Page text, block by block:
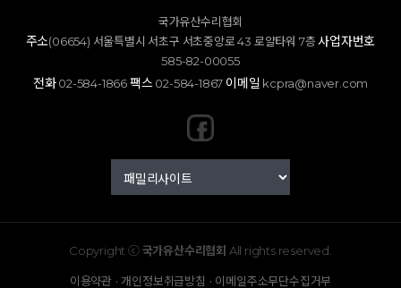
국가유산수리협회
주소(06654) 서울특별시 서초구 서초중앙로 43 로얄타워 7층사업자번호
585-82-00055
전화 02-584-1866팩스02-584-1867 이메일 kcpra@naver.com
Copyright ⓒ국가유산수리협회 All rights reserved.
이용약관 · 개인정보취급방침 · 이메일주소무단수집거부